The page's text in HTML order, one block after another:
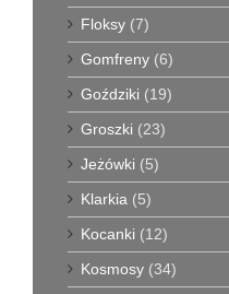
Floksy (7)
Gomfreny (6)
Goździki (19)
Groszki (23)
Jeżówki (5)
Klarkia (5)
Kocanki (12)
Kosmosy (34)